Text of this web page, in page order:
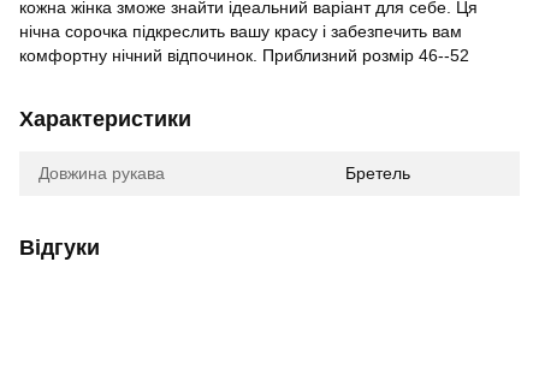
кожна жінка зможе знайти ідеальний варіант для себе. Ця
нічна сорочка підкреслить вашу красу і забезпечить вам
комфортну нічний відпочинок. Приблизний розмір 46--52
Характеристики
Довжина рукава Бретель
Відгуки